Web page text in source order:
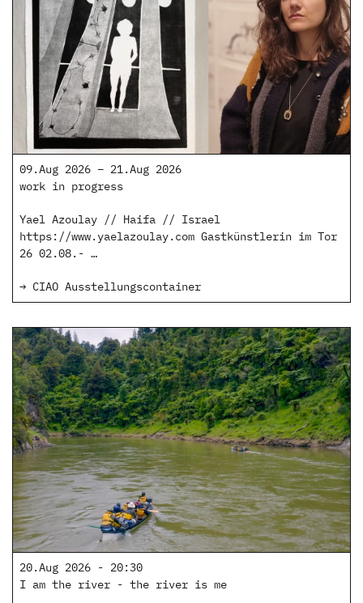
09.Aug 2026 – 21.Aug 2026
work in progress
Yael Azoulay // Haifa // Israel
https://www.yaelazoulay.com Gastkünstlerin im Tor
26 02.08.- …
→ CIAO Ausstellungscontainer
20.Aug 2026 - 20:30
I am the river - the river is me